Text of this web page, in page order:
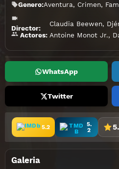
Genero:Aventura, Crimen,
Director:
Claudia Beewen,
Actores: Antoine Monot Jr.,
WhatsApp
Twitter
5.2
5.
2
Galeria